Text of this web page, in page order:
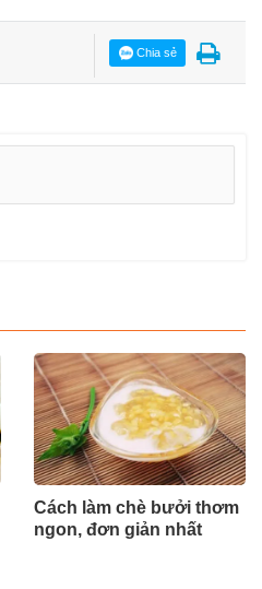
Chia sẻ
Cách làm chè bưởi thơm
ngon, đơn giản nhất